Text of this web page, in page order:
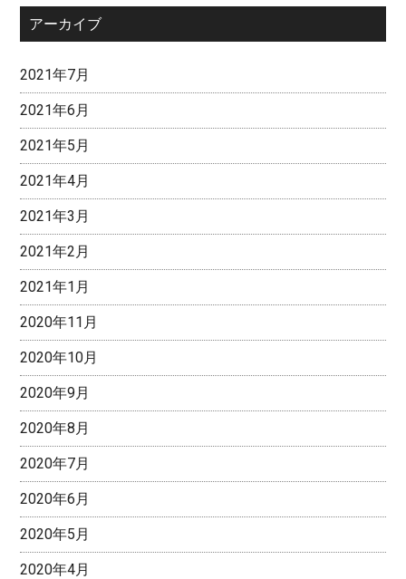
アーカイブ
2021年7月
2021年6月
2021年5月
2021年4月
2021年3月
2021年2月
2021年1月
2020年11月
2020年10月
2020年9月
2020年8月
2020年7月
2020年6月
2020年5月
2020年4月